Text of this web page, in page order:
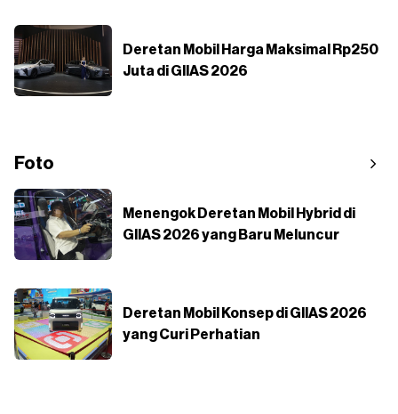
Deretan Mobil Harga Maksimal Rp250
Juta di GIIAS 2026
Foto
Menengok Deretan Mobil Hybrid di
GIIAS 2026 yang Baru Meluncur
Deretan Mobil Konsep di GIIAS 2026
yang Curi Perhatian